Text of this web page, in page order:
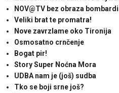
NOV@TV bez obraza
Veliki brat te promatra!
Nove zavrzlame oko Tironija
Osmosatno crnčenje
Bogat pir!
Story Super Noćna Mora
UDBA nam je (još) sudba
Tko se boji srne još?